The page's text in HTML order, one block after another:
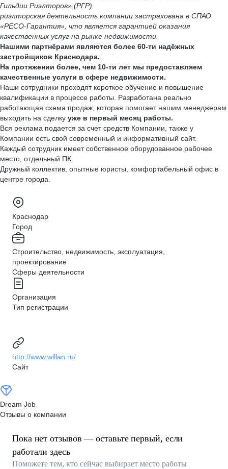
Гильдии Риэлторов» (РГР)
риэлторская деятельность компании застрахована в СПАО
«РЕСО-Гарантия», что является гарантией оказания
качественных услуг на рынке недвижимости.
Нашими партнёрами являются более 60-ти надёжных
застройщиков Краснодара.
На протяжении более, чем 10-ти лет мы предоставляем
качественные услуги в сфере недвижимости.
Наши сотрудники проходят короткое обучение и повышение
квалификации в процессе работы. Разработана реально
работающая схема продаж, которая помогает нашим менеджерам
выходить на сделку уже в первый месяц работы.
Вся реклама подается за счет средств Компании, также у
Компании есть свой современный и информативный сайт.
Каждый сотрудник имеет собственное оборудованное рабочее
место, отдельный ПК.
Дружный коллектив, опытные юристы, комфортабельный офис в
центре города.
Краснодар
Город
Строительство, недвижимость, эксплуатация,
проектирование
Сферы деятельности
Организация
Тип регистрации
http://www.willan.ru/
Сайт
Dream Job
Отзывы о компании
Пока нет отзывов — оставьте первый, если
работали здесь
Поможете тем, кто сейчас выбирает место работы